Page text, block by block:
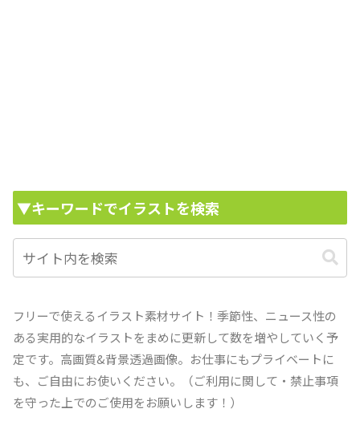
▼キーワードでイラストを検索
フリーで使えるイラスト素材サイト！季節性、ニュース性の
ある実用的なイラストをまめに更新して数を増やしていく予
定です。高画質&背景透過画像。お仕事にもプライベートに
も、ご自由にお使いください。（ご利用に関して・禁止事項
を守った上でのご使用をお願いします！）